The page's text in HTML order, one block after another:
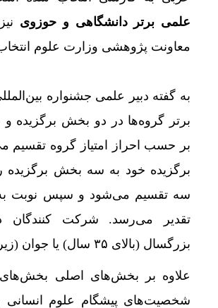
علمی برتر دانشگاهی و حوزوی
معاونت پژوهشی وزارت علوم
به گفته دبیر علمی جشنواره
برتر گروه‌ها در دو بخش برگزیده و
بر حسب احراز امتیاز گروه تقسیم
برگزیده خود به سه بخش برگزیده
سه تقسیم می‌شود و سپس نوبت به
تقدیر می‌رسد. شرکت
بزرگسال (بالای ۳۵ سال) یا جوان (زیر ۳۵) هستند.
علاوه بر بخش‌های اصلی بخش‌های
شخصیت‌های پیشگام علوم انسانی